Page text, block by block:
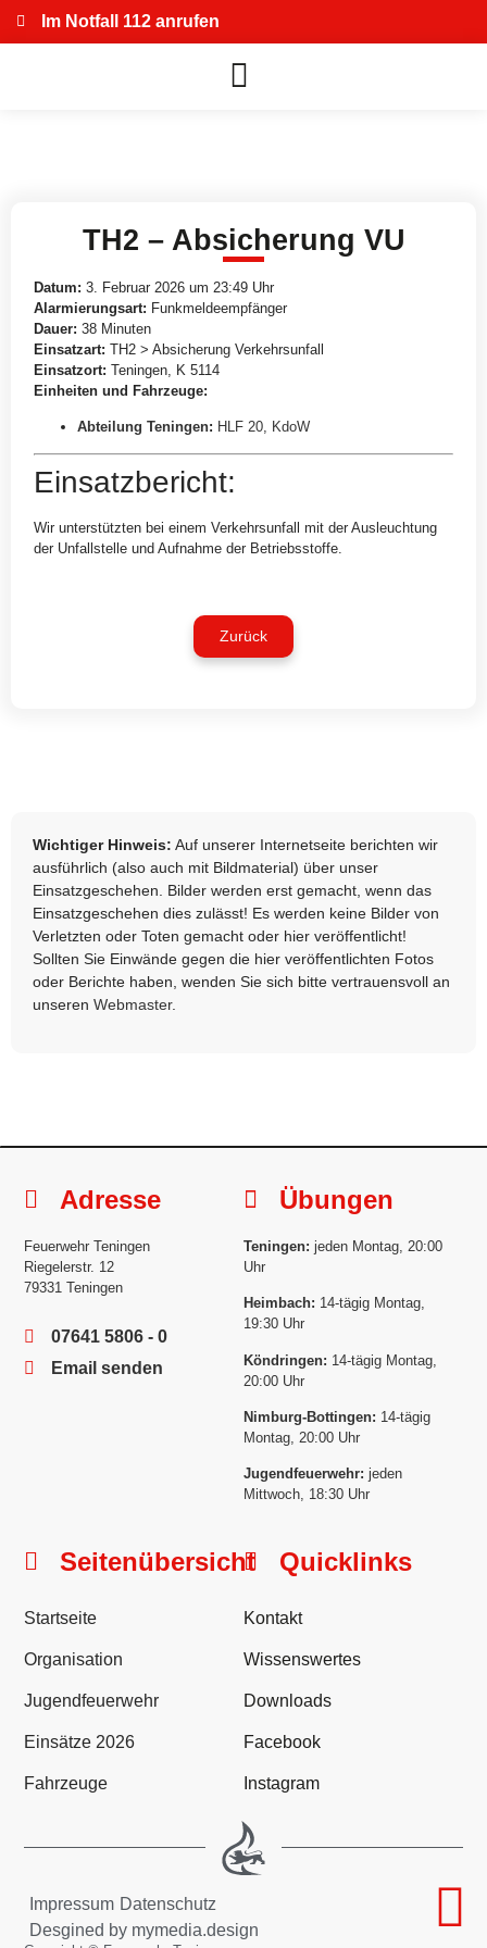
Im Notfall 112 anrufen
TH2 – Absicherung VU
Datum: 3. Februar 2026 um 23:49 Uhr
Alarmierungsart: Funkmeldeempfänger
Dauer: 38 Minuten
Einsatzart: TH2 > Absicherung Verkehrsunfall
Einsatzort: Teningen, K 5114
Einheiten und Fahrzeuge:
Abteilung Teningen: HLF 20, KdoW
Einsatzbericht:
Wir unterstützten bei einem Verkehrsunfall mit der Ausleuchtung
der Unfallstelle und Aufnahme der Betriebsstoffe.
Zurück
Wichtiger Hinweis: Auf unserer Internetseite berichten wir
ausführlich (also auch mit Bildmaterial) über unser
Einsatzgeschehen. Bilder werden erst gemacht, wenn das
Einsatzgeschehen dies zulässt! Es werden keine Bilder von
Verletzten oder Toten gemacht oder hier veröffentlicht!
Sollten Sie Einwände gegen die hier veröffentlichten Fotos
oder Berichte haben, wenden Sie sich bitte vertrauensvoll an
unseren Webmaster.
Adresse
Feuerwehr Teningen
Riegelerstr. 12
79331 Teningen
07641 5806 - 0
Email senden
Übungen
Teningen: jeden Montag, 20:00
Uhr
Heimbach: 14-tägig Montag,
19:30 Uhr
Köndringen: 14-tägig Montag,
20:00 Uhr
Nimburg-Bottingen: 14-tägig
Montag, 20:00 Uhr
Jugendfeuerwehr: jeden
Mittwoch, 18:30 Uhr
Seitenübersicht
Startseite
Organisation
Jugendfeuerwehr
Einsätze 2026
Fahrzeuge
Quicklinks
Kontakt
Wissenswertes
Downloads
Facebook
Instagram
Impressum Datenschutz
Desgined by mymedia.design